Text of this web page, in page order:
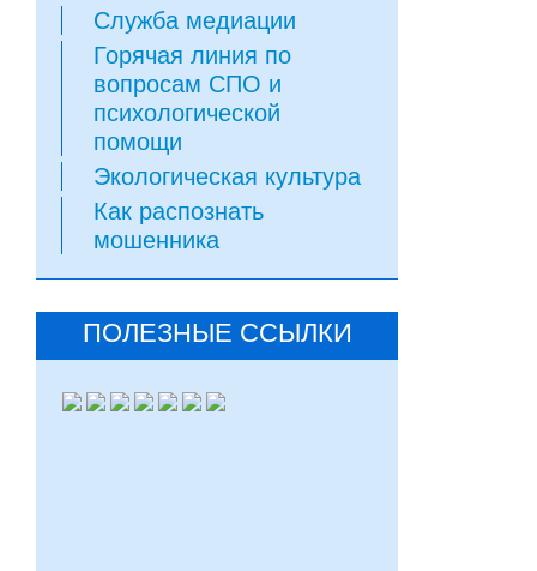
Служба медиации
Горячая линия по
вопросам СПО и
психологической
помощи
Экологическая культура
Как распознать
мошенника
ПОЛЕЗНЫЕ ССЫЛКИ